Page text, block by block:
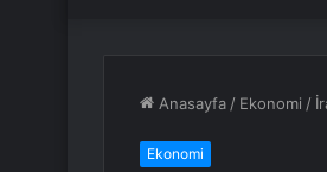
Anasayfa / Ekonomi /
Ekonomi